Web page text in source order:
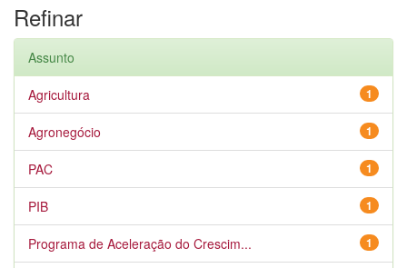
Refinar
Assunto
1
Agricultura
1
Agronegócio
1
PAC
1
PIB
1
Programa de Aceleração do Crescim...